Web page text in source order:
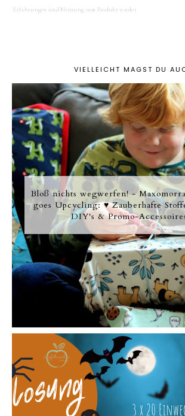
Erfahrungen und Meinung zum Produkt wieder.
VIELLEICHT MAGST DU
Bloß nichts wegwerfen! -
goes Upcycling: ♥ Zauberhafte
DIY's & Promo-